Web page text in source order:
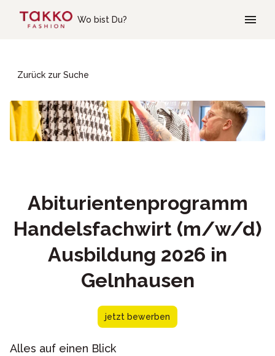
Wo bist Du?
Zurück zur Suche
Abiturientenprogramm
Handelsfachwirt (m/w/d)
Ausbildung 2026 in
Gelnhausen
jetzt bewerben
Alles auf einen Blick